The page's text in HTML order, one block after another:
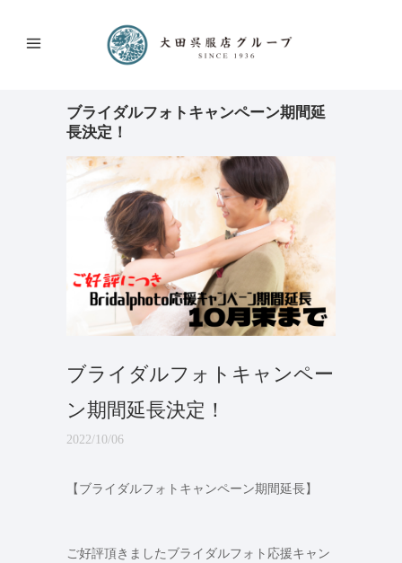
ブライダルフォトキャンペーン期間延
長決定！
ブライダルフォトキャンペー
ン期間延長決定！
2022/10/06
【ブライダルフォトキャンペーン期間延長】
ご好評頂きましたブライダルフォト応援キャン